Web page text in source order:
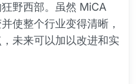
野西部。虽然 MiCA
使整个行业变得清晰，
未来可以加以改进和实